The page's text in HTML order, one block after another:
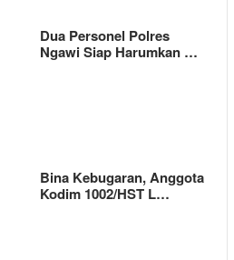
Dua Personel Polres
Ngawi Siap Harumkan …
Bina Kebugaran, Anggota
Kodim 1002/HST L…